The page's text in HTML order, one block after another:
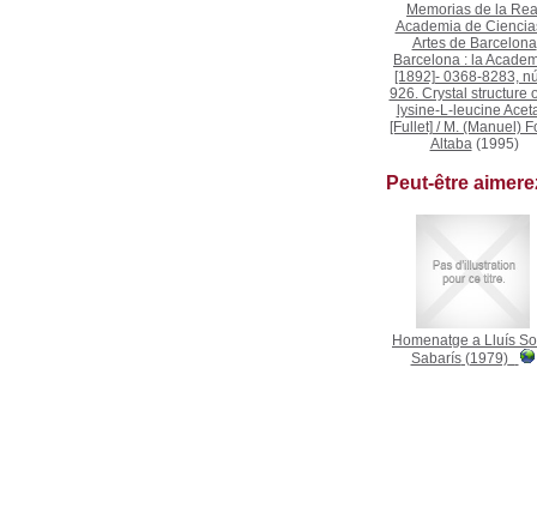
Memorias de la
Academia de
Artes de Barcelona
Barcelona : la
[1892]- 0368-8283,
926. Crystal structure
lysine-L-leucine
[Fullet] / M. (Manuel)
Altaba(1995)
Peut-être
Homenatge a Lluís
Sabarís(1979)